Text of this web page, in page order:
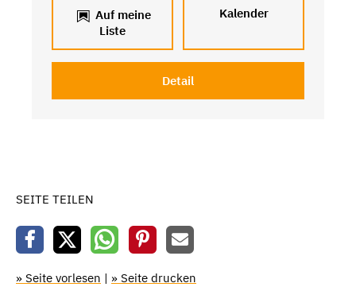
Auf meine
Liste
Kalender
Detail
SEITE TEILEN
» Seite vorlesen | » Seite drucken